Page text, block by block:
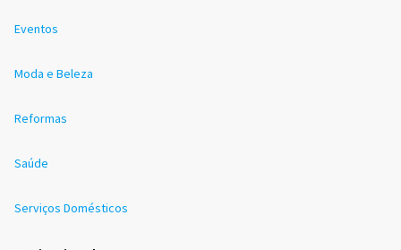
Eventos
Moda e Beleza
Reformas
Saúde
Serviços Domésticos